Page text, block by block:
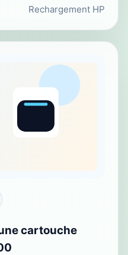
Rechargement HP
cartouche